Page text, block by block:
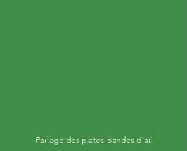
Paillage des plates-bandes d'ail